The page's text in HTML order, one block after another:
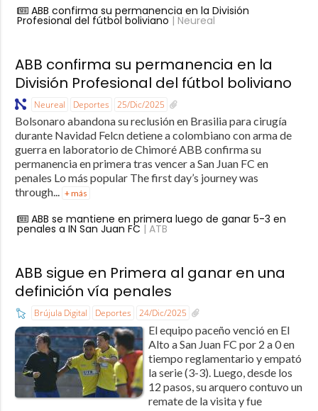
ABB confirma su permanencia en la División
Profesional del fútbol boliviano | Neureal
ABB confirma su permanencia en la
División Profesional del fútbol boliviano
Neureal Deportes 25/Dic/2025
Bolsonaro abandona su reclusión en Brasilia para cirugía
durante Navidad Felcn detiene a colombiano con arma de
guerra en laboratorio de Chimoré ABB confirma su
permanencia en primera tras vencer a San Juan FC en
penales Lo más popular The first day’s journey was
through... + más
ABB se mantiene en primera luego de ganar 5-3 en
penales a IN San Juan FC | ATB
ABB sigue en Primera al ganar en una
definición vía penales
Brújula Digital Deportes 24/Dic/2025
El equipo paceño venció en El
Alto a San Juan FC por 2 a 0 en
tiempo reglamentario y empató
la serie (3-3). Luego, desde los
12 pasos, su arquero contuvo un
remate de la visita y fue